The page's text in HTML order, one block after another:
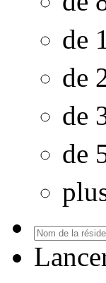
de
de
de
de